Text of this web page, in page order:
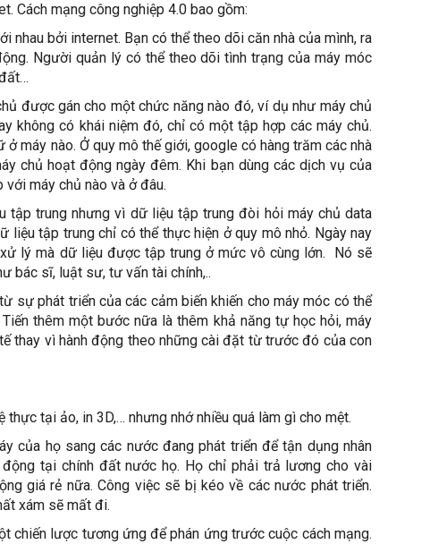
Cách mạng công nghiệp 4.0 bao gồm:
nhau bởi internet. Bạn có thể theo dõi căn nhà của mình, ra
Người quản lý có thể theo dõi tình trạng của máy móc
được gán cho một chức năng nào đó, ví dụ như máy chủ
không có khái niệm đó, chỉ có một tập hợp các máy chủ.
máy nào. Ở quy mô thế giới, google có hàng trăm các nhà
chủ hoạt động ngày đêm. Khi bạn dùng các dịch vụ của
máy chủ nào và ở đâu.
tập trung nhưng vì dữ liệu tập trung đòi hỏi máy chủ data
liệu tập trung chỉ có thể thực hiện ở quy mô nhỏ. Ngày nay
lý mà dữ liệu được tập trung ở mức vô cùng lớn. Nó sẽ
bác sĩ, luật sư, tư vấn tài chính,..
sự phát triển của các cảm biến khiến cho máy móc có thể
thêm một bước nữa là thêm khả năng tự học hỏi, máy
thay vì hành động theo những cài đặt từ trước đó của con
tại ảo, in 3D,… nhưng nhớ nhiều quá làm gì cho mệt.
của họ sang các nước đang phát triển để tận dụng nhân
tại chính đất nước họ. Họ chỉ phải trả lương cho vài
giá rẻ nữa. Công việc sẽ bị kéo về các nước phát triển.
xám sẽ mất đi.
chiến lược tương ứng để phán ứng trước cuộc cách mạng.